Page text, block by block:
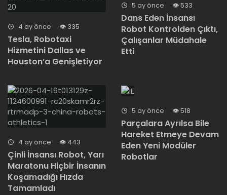
4 ay önce 335
Tesla, Robotaxi
Hizmetini Dallas ve
Houston’a Genişletiyor
5 ay önce 533
Dans Eden İnsansı
Robot Kontrolden Çıktı,
Çalışanlar Müdahale
Etti
4 ay önce 443
Çinli İnsansı Robot, Yarı
Maratonu Hiçbir İnsanın
Koşamadığı Hızda
Tamamladı
5 ay önce 518
Parçalara Ayrılsa Bile
Hareket Etmeye Devam
Eden Yeni Modüler
Robotlar